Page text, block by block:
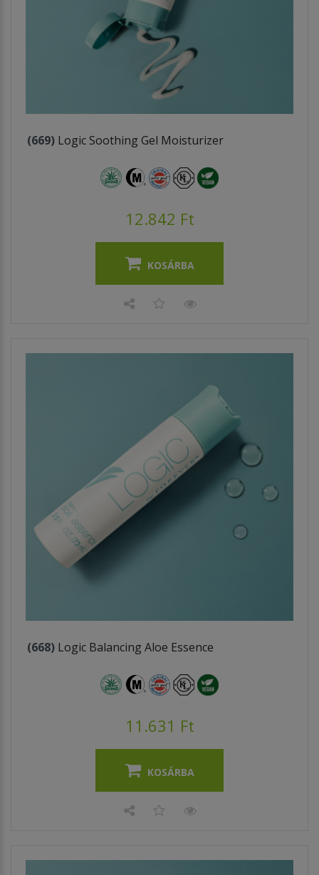
(669) Logic Soothing Gel Moisturizer
12.842 Ft
KOSÁRBA
(668) Logic Balancing Aloe Essence
11.631 Ft
KOSÁRBA